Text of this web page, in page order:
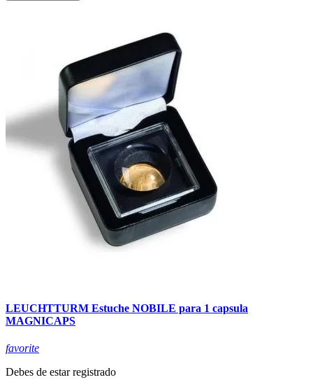
LEUCHTTURM Estuche NOBILE para 1 capsula
MAGNICAPS
favorite
Debes de estar registrado